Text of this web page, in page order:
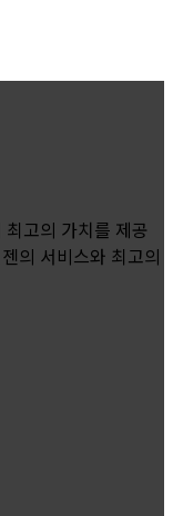
고의 가치를 제공
의 서비스와 최고의